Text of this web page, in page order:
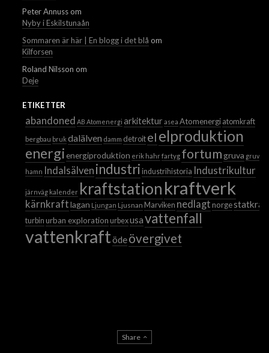
Peter Annussom
Nyby i Eskilstunaån
Sommaren är här | En blogg i det blå om
Kilforsen
Roland Nilsson om
Deje
ETIKETTER
abandoned AB Atomenergi arkitekturasea Atomenergi atomkraft
bergbau bruk dalälven damm detroitel elproduktion
energienergiproduktion erik hahrfartyg fortum gruva gruvor
hamn Indalsälven industri industrihistoria Industrikultur
järnväg kalender kraftstationkraftverk
kärnkraftlagan Ljungan Ljusnan Marviken nedlagt norge
turbin urban exploration urbexusavattenfall
vattenkraftödeövergivet
Share